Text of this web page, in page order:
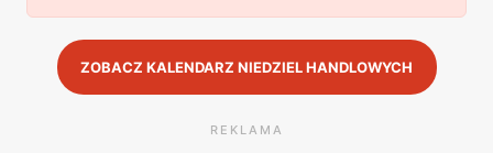
ZOBACZ KALENDARZ NIEDZIEL HANDLOWYCH
REKLAMA